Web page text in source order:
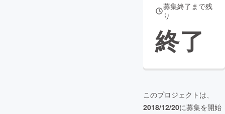
募集終了まで残
り
終了
このプロジェクトは、
2018/12/20に募集を開始